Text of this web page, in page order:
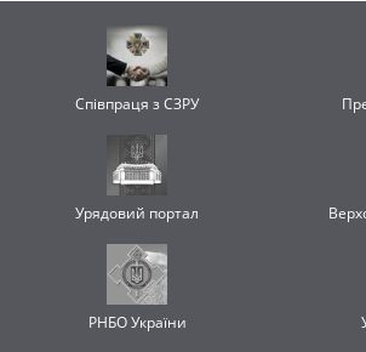
Співпраця з СЗРУ
Урядовий портал
РНБО України